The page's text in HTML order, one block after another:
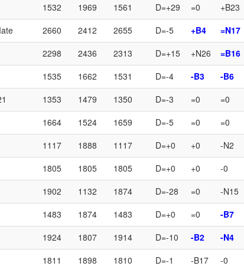
1532 1969 1561 D=+29 =0 +B23
2660 2412 2655 D=-5 +B4 =N17
2298 2436 2313 D=+15 +N26 =B16
1535 1662 1531 D=-4 -B3 -B6
1353 1479 1350 D=-3 =0 =0
1664 1524 1659 D=-5 =0 =0
1117 1888 1117 D=+0 +0 -N2
1805 1805 1805 D=+0 +0 -0
1902 1132 1874 D=-28 =0 -N15
1483 1874 1483 D=+0 =0 -B7
1924 1807 1914 D=-10 -B2 -N4
1811 1898 1810 D=-1 -B17 -0